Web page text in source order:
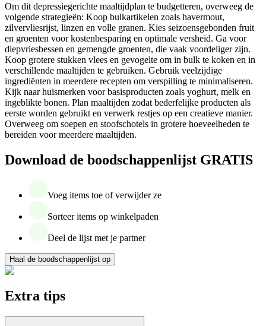
Om dit depressiegerichte maaltijdplan te budgetteren, overweeg de
volgende strategieën: Koop bulkartikelen zoals havermout,
zilvervliesrijst, linzen en volle granen. Kies seizoensgebonden fruit
en groenten voor kostenbesparing en optimale versheid. Ga voor
diepvriesbessen en gemengde groenten, die vaak voordeliger zijn.
Koop grotere stukken vlees en gevogelte om in bulk te koken en in
verschillende maaltijden te gebruiken. Gebruik veelzijdige
ingrediënten in meerdere recepten om verspilling te minimaliseren.
Kijk naar huismerken voor basisproducten zoals yoghurt, melk en
ingeblikte bonen. Plan maaltijden zodat bederfelijke producten als
eerste worden gebruikt en verwerk restjes op een creatieve manier.
Overweeg om soepen en stoofschotels in grotere hoeveelheden te
bereiden voor meerdere maaltijden.
Download de boodschappenlijst GRATIS
Voeg items toe of verwijder ze
Sorteer items op winkelpaden
Deel de lijst met je partner
Haal de boodschappenlijst op
Extra tips